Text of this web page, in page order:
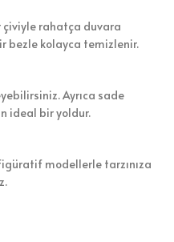
çiviyle rahatça duvara
bezle kolayca temizlenir.
Ayrıca sade
ideal bir yoldur.
modellerle tarzınıza